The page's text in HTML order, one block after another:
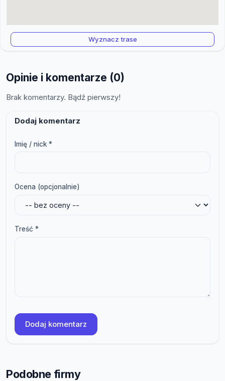
Wyznacz trase
Opinie i komentarze (0)
Brak komentarzy. Bądź pierwszy!
Dodaj komentarz
Imię / nick *
Ocena (opcjonalnie)
Treść *
Dodaj komentarz
Podobne firmy